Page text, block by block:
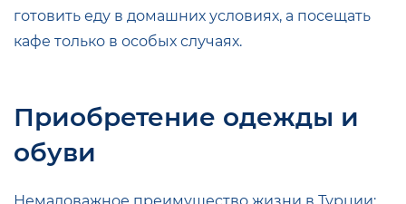
готовить еду в домашних условиях, а посещать
кафе только в особых случаях.
Приобретение одежды и
обуви